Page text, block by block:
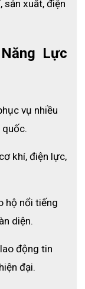
sản xuất, điện
Lực
vụ nhiều
quốc.
khí, điện lực,
hộ nổi tiếng
diện.
động tin
đại.